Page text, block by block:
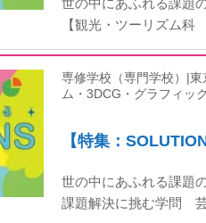
【観光・ツーリズム
専修学校（専門学校）|
ム・3DCG・グラフィッ
【特集：
世の中にあふれる課題
課題解決に挑む学問